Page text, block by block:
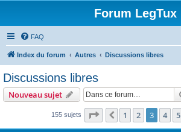
Forum LegTux
FAQ
Index du forum Autres Discussions libres
Discussions libres
Nouveau sujet
155 sujets Page sur7
Précédente
1 2 3 4 5